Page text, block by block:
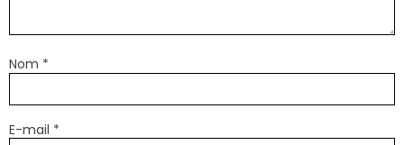
Nom *
E-mail *